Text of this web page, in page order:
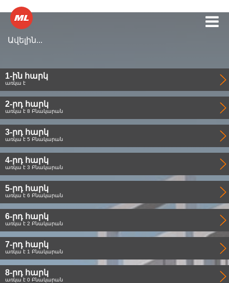
Ավելին...
1-ին հարկ
առկա է
2-րդ հարկ
առկա է 8 Բնակարան
3-րդ հարկ
առկա է 5 Բնակարան
4-րդ հարկ
առկա է 3 Բնակարան
5-րդ հարկ
առկա է 6 Բնակարան
6-րդ հարկ
առկա է 2 Բնակարան
7-րդ հարկ
առկա է 1 Բնակարան
8-րդ հարկ
առկա է 0 Բնակարան